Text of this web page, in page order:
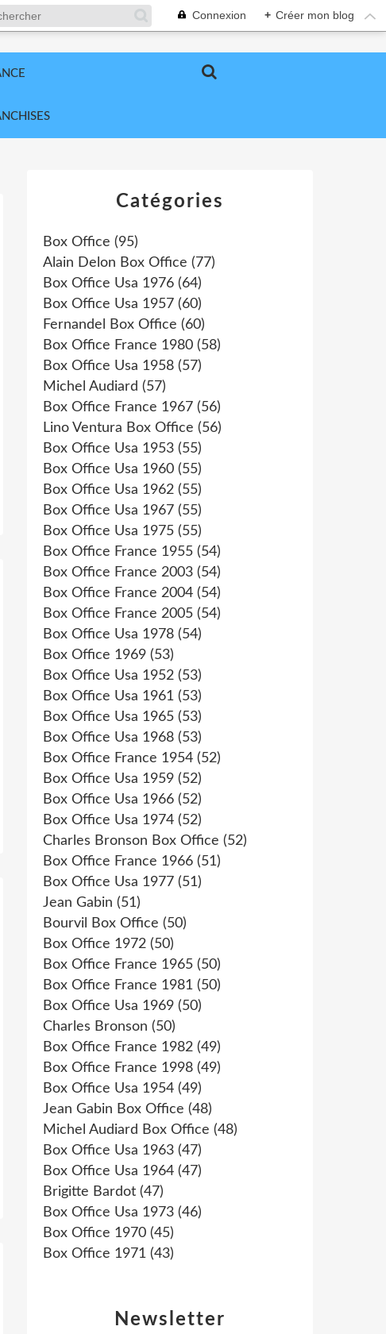
Connexion + Créer mon blog
Newsletter
Catégories
Box Office (95)
Alain Delon Box Office (77)
Box Office Usa 1976 (64)
Box Office Usa 1957 (60)
Fernandel Box Office (60)
Box Office France 1980 (58)
Box Office Usa 1958 (57)
Michel Audiard (57)
Box Office France 1967 (56)
Lino Ventura Box Office (56)
Box Office Usa 1953 (55)
Box Office Usa 1960 (55)
Box Office Usa 1962 (55)
Box Office Usa 1967 (55)
Box Office Usa 1975 (55)
Box Office France 1955 (54)
Box Office France 2003 (54)
Box Office France 2004 (54)
Box Office France 2005 (54)
Box Office Usa 1978 (54)
Box Office 1969 (53)
Box Office Usa 1952 (53)
Box Office Usa 1961 (53)
Box Office Usa 1965 (53)
Box Office Usa 1968 (53)
Box Office France 1954 (52)
Box Office Usa 1959 (52)
Box Office Usa 1966 (52)
Box Office Usa 1974 (52)
Charles Bronson Box Office (52)
Box Office France 1966 (51)
Box Office Usa 1977 (51)
Jean Gabin (51)
Bourvil Box Office (50)
Box Office 1972 (50)
Box Office France 1965 (50)
Box Office France 1981 (50)
Box Office Usa 1969 (50)
Charles Bronson (50)
Box Office France 1982 (49)
Box Office France 1998 (49)
Box Office Usa 1954 (49)
Jean Gabin Box Office (48)
Michel Audiard Box Office (48)
Box Office Usa 1963 (47)
Box Office Usa 1964 (47)
Brigitte Bardot (47)
Box Office Usa 1973 (46)
Box Office 1970 (45)
Box Office 1971 (43)